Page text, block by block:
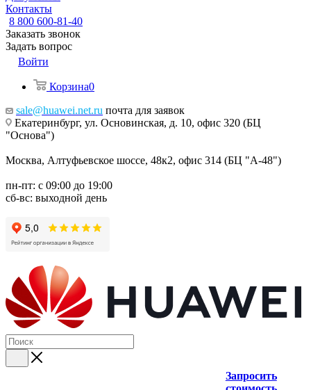
Контакты
8 800 600-81-40
Заказать звонок
Задать вопрос
Войти
Корзина0
sale@huawei.net.ru почта для заявок
Екатеринбург, ул. Основинская, д. 10, офис 320 (БЦ
"Основа")
Москва, Алтуфьевское шоссе, 48к2, офис 314 (БЦ "А-48")
пн-пт: с 09:00 до 19:00
сб-вс: выходной день
Запросить